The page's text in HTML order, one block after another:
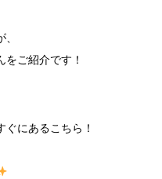
ご紹介です！
ぐにあるこちら！